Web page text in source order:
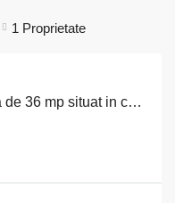
1 Proprietate
De inchiriat spatiu cu suprafata de 36 mp situat in comuna Rosiori, judetul Bacau.